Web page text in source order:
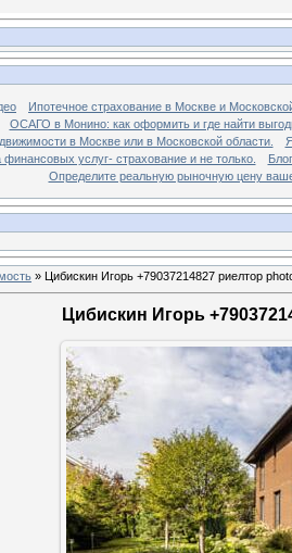
Ипотечное страхование в Москве и
ОСАГО в Монино: как оформить и где найти
в Москве или в Московской области.
финансовых услуг- страхование и не только.
Блог
Определите реальную рыночную цену
» Цибискин Игорь +79037214827 риелтор
Цибискин Игорь